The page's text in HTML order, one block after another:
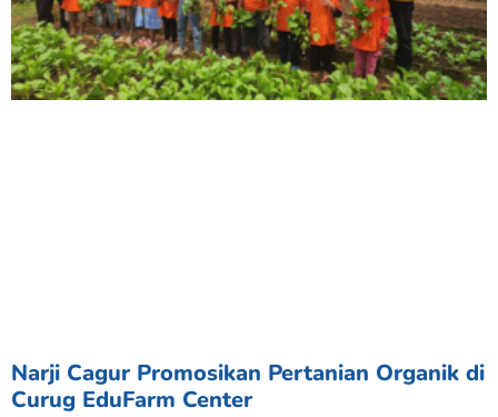
Narji Cagur Promosikan Pertanian Organik di
Curug EduFarm Center